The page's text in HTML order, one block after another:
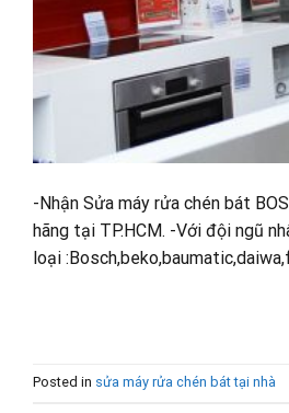
-Nhận Sửa máy rửa chén bát
hãng tại TP.HCM. -Với đội ngũ
loại
Posted in sửa máy rửa chén bát tại nhà